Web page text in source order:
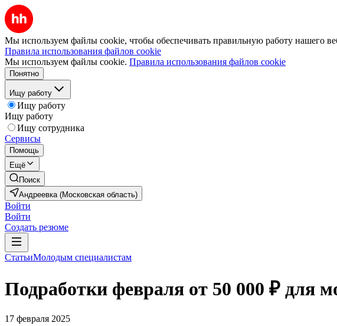
Мы используем файлы cookie, чтобы обеспечивать правильную работу нашего
Правила использования файлов cookie
Мы используем файлы cookie. Правила использования файлов cookie
Понятно
Ищу работу
Ищу работу
Ищу работу
Ищу сотрудника
Сервисы
Помощь
Ещё
Поиск
Андреевка (Московская область)
Войти
Войти
Создать резюме
СтатьиМолодым специалистам
Подработки февраля от 50 000 ₽ для
17 февраля 2025